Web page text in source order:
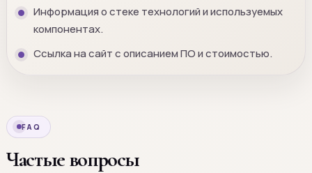
Информация о стеке технологий и используемых
компонентах.
Ссылка на сайт с описанием ПО и стоимостью.
FAQ
Частые вопросы